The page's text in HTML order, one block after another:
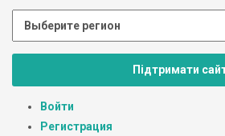
Підтримати
Войти
Регистрация